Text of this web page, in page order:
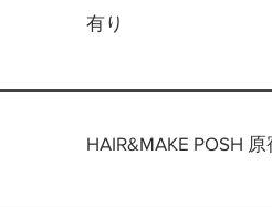
有り
HAIR&MAKE POSH